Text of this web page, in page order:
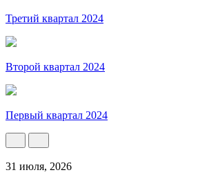
Третий квартал 2024
Второй квартал 2024
Первый квартал 2024
31 июля, 2026